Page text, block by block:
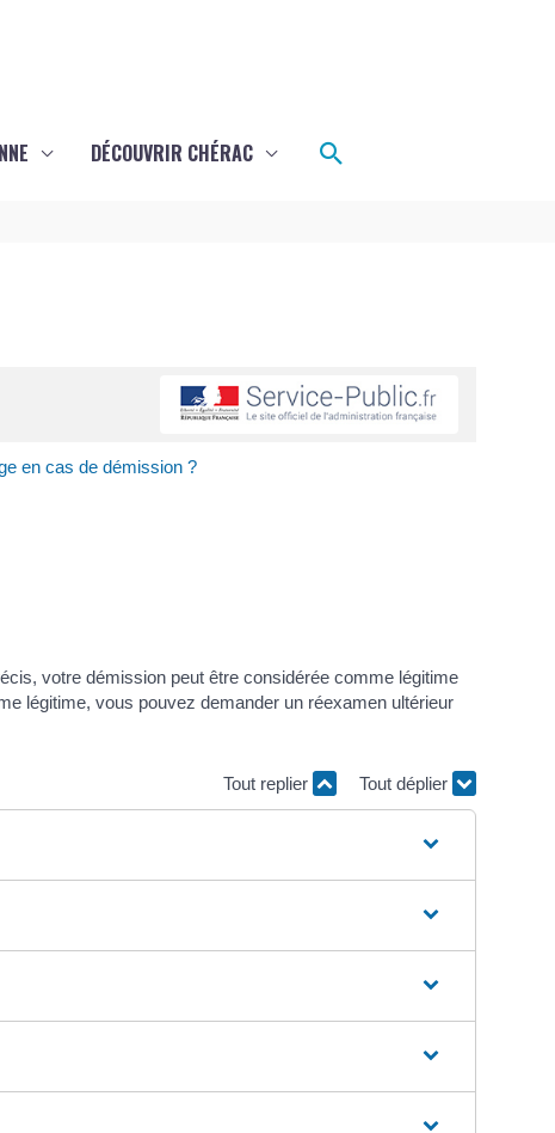
DÉCOUVRIR CHÉRAC Rechercher
en cas de démission ?
votre démission peut être considérée comme légitime
légitime, vous pouvez demander un réexamen ultérieur
Tout replier Tout déplier